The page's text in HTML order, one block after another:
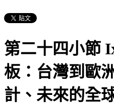
第二十四小節
板：台灣到歐
計、未來的全